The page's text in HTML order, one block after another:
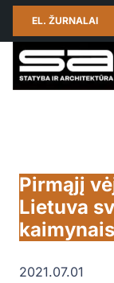
EL. ŽURNALAI
Pirmąjį
Lietuva
kaimynais
2021.07.01